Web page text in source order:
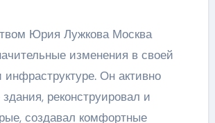
Юрия Лужкова Москва
изменения в своей
инфраструктуре. Он активно
реконструировал и
создавал комфортные